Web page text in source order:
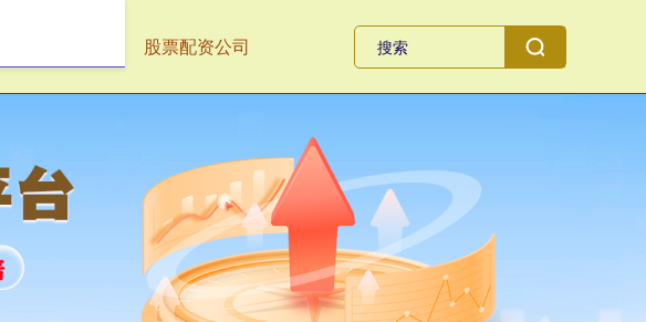
股票配资公司